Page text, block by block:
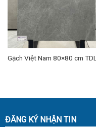
Gạch Việt Nam 80×80 cm
ĐĂNG KÝ NHẬN TIN